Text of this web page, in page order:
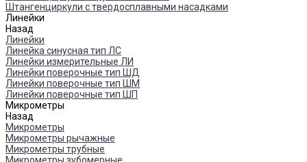
Штангенциркули с твердосплавными насадками
Линейки
Назад
Линейки
Линейка синусная тип ЛС
Линейки измерительные ЛИ
Линейки поверочные тип ШД
Линейки поверочные тип ШМ
Линейки поверочные тип ШП
Микрометры
Назад
Микрометры
Микрометры рычажные
Микрометры трубные